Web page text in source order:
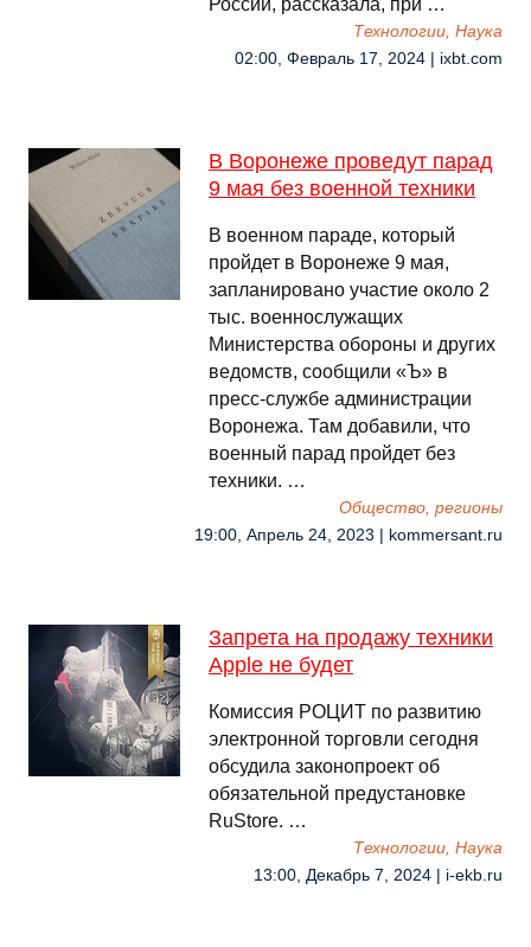
России, рассказала, при …
Технологии, Наука
02:00, Февраль 17, 2024 | ixbt.com
В Воронеже проведут парад
9 мая без военной техники
В военном параде, который
пройдет в Воронеже 9 мая,
запланировано участие около 2
тыс. военнослужащих
Министерства обороны и других
ведомств, сообщили «Ъ» в
пресс-службе администрации
Воронежа. Там добавили, что
военный парад пройдет без
техники. …
Общество, регионы
19:00, Апрель 24, 2023 | kommersant.ru
Запрета на продажу техники
Apple не будет
Комиссия РОЦИТ по развитию
электронной торговли сегодня
обсудила законопроект об
обязательной предустановке
RuStore. …
Технологии, Наука
13:00, Декабрь 7, 2024 | i-ekb.ru